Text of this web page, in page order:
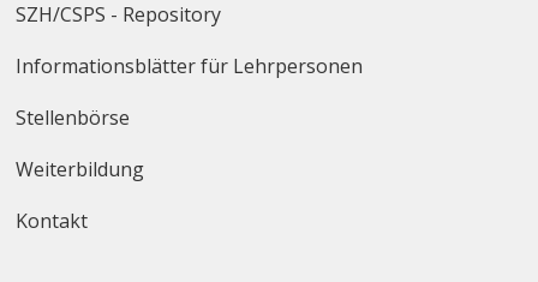
SZH/CSPS - Repository
Informationsblätter für Lehrpersonen
Stellenbörse
Weiterbildung
Kontakt